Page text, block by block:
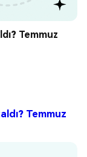
Temmuz
Temmuz